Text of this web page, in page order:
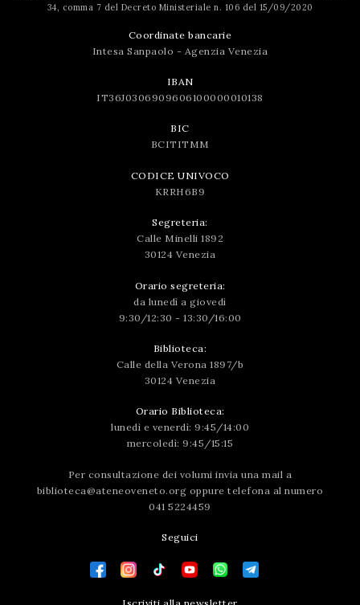
34, comma 7 del Decreto Ministeriale n. 106 del 15/09/2020
Coordinate bancarie
Intesa Sanpaolo - Agenzia Venezia
IBAN
IT36J0306909606100000010138
BIC
BCITITMM
CODICE UNIVOCO
KRRH6B9
Segreteria:
Calle Minelli 1892
30124 Venezia
Orario segreteria:
da lunedì a giovedì
9:30/12:30 - 13:30/16:00
Biblioteca:
Calle della Verona 1897/b
30124 Venezia
Orario Biblioteca:
lunedì e venerdì: 9:45/14:00
mercoledì: 9:45/15:15
Per consultazione dei volumi invia una mail a
biblioteca@ateneoveneto.org oppure telefona al numero
041 5224459
Seguici